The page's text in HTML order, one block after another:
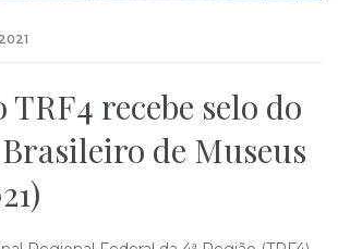
TRF4 recebe selo do
de Museus